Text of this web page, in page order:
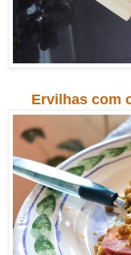
Ervilhas com